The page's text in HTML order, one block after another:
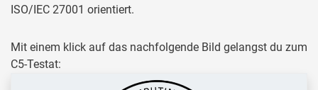
ISO/IEC 27001 orientiert.
Mit einem klick auf das nachfolgende Bild gelangst du zum
C5-Testat: